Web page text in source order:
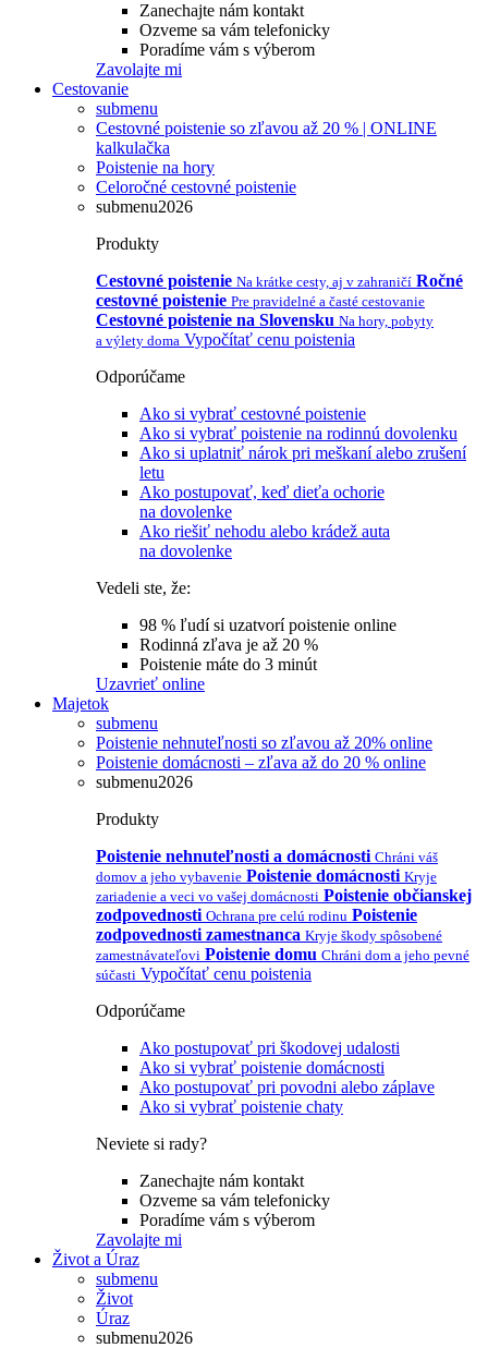
Zanechajte nám kontakt
Ozveme sa vám telefonicky
Poradíme vám s výberom
Zavolajte mi
Cestovanie
submenu
Cestovné poistenie so zľavou až 20 % | ONLINE
kalkulačka
Poistenie na hory
Celoročné cestovné poistenie
submenu2026
Produkty
Cestovné poistenie Na krátke cesty, aj v zahraničí Ročné
cestovné poistenie Pre pravidelné a časté cestovanie
Cestovné poistenie na Slovensku Na hory, pobyty
a výlety doma Vypočítať cenu poistenia
Odporúčame
Ako si vybrať cestovné poistenie
Ako si vybrať poistenie na rodinnú dovolenku
Ako si uplatniť nárok pri meškaní alebo zrušení
letu
Ako postupovať, keď dieťa ochorie
na dovolenke
Ako riešiť nehodu alebo krádež auta
na dovolenke
Vedeli ste, že:
98 % ľudí si uzatvorí poistenie online
Rodinná zľava je až 20 %
Poistenie máte do 3 minút
Uzavrieť online
Majetok
submenu
Poistenie nehnuteľnosti so zľavou až 20% online
Poistenie domácnosti – zľava až do 20 % online
submenu2026
Produkty
Poistenie nehnuteľnosti a domácnosti Chráni váš
domov a jeho vybavenie Poistenie domácnosti Kryje
zariadenie a veci vo vašej domácnosti Poistenie občianskej
zodpovednosti Ochrana pre celú rodinu Poistenie
zodpovednosti zamestnanca Kryje škody spôsobené
zamestnávateľovi Poistenie domu Chráni dom a jeho pevné
súčasti Vypočítať cenu poistenia
Odporúčame
Ako postupovať pri škodovej udalosti
Ako si vybrať poistenie domácnosti
Ako postupovať pri povodni alebo záplave
Ako si vybrať poistenie chaty
Neviete si rady?
Zanechajte nám kontakt
Ozveme sa vám telefonicky
Poradíme vám s výberom
Zavolajte mi
Život a Úraz
submenu
Život
Úraz
submenu2026